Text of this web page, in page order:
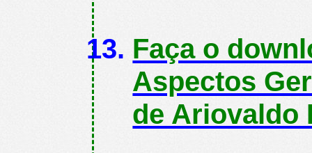
Faça o
Aspectos
de Ariovaldo